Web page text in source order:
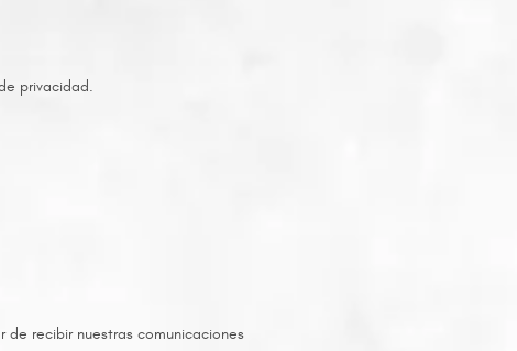
privacidad.
recibir nuestras comunicaciones